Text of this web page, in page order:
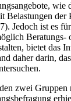
Belastungen der
Jedoch ist es
bietet das
daher darin,
zwei